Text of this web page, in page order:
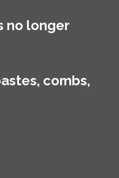
no longer
combs,